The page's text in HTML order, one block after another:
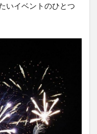
いイベントのひとつ